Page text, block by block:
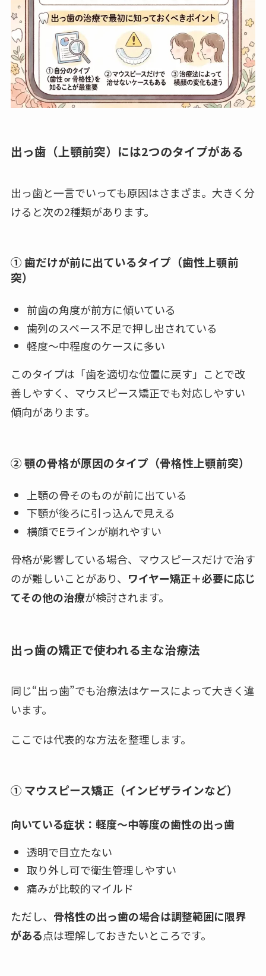
出っ歯（上顎前突）には2つのタイプがある
出っ歯と一言でいっても原因はさまざま。大きく分
けると次の2種類があります。
① 歯だけが前に出ているタイプ（歯性上顎前
突）
前歯の角度が前方に傾いている
歯列のスペース不足で押し出されている
軽度〜中程度のケースに多い
このタイプは「歯を適切な位置に戻す」ことで改
善しやすく、マウスピース矯正でも対応しやすい
傾向があります。
② 顎の骨格が原因のタイプ（骨格性上顎前突）
上顎の骨そのものが前に出ている
下顎が後ろに引っ込んで見える
横顔でEラインが崩れやすい
骨格が影響している場合、マウスピースだけで治す
のが難しいことがあり、 ワイヤー矯正＋必要に応じ
てその他の治療が検討されます。
出っ歯の矯正で使われる主な治療法
同じ“出っ歯”でも治療法はケースによって大きく違
います。
ここでは代表的な方法を整理します。
① マウスピース矯正（インビザラインなど）
向いている症状：軽度〜中等度の歯性の出っ歯
透明で目立たない
取り外し可で衛生管理しやすい
痛みが比較的マイルド
ただし、 骨格性の出っ歯の場合は調整範囲に限界
がある点は理解しておきたいところです。